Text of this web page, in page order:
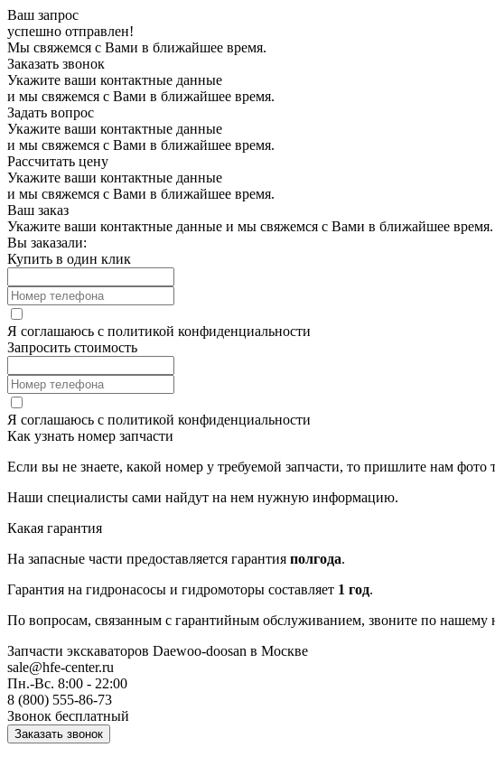
Ваш запрос
успешно отправлен!
Мы свяжемся с Вами в ближайшее время.
Заказать звонок
Укажите ваши контактные данные
и мы свяжемся с Вами в ближайшее время.
Задать вопрос
Укажите ваши контактные данные
и мы свяжемся с Вами в ближайшее время.
Рассчитать цену
Укажите ваши контактные данные
и мы свяжемся с Вами в ближайшее время.
Ваш заказ
Укажите ваши контактные данные и мы свяжемся с Вами в ближайшее время.
Вы заказали:
Купить в один клик
Я соглашаюсь с политикой конфиденциальности
Запросить стоимость
Я соглашаюсь с политикой конфиденциальности
Как узнать номер запчасти
Если вы не знаете, какой номер у требуемой запчасти, то пришлите нам фото
Наши специалисты сами найдут на нем нужную информацию.
Какая гарантия
На запасные части предоставляется гарантия полгода.
Гарантия на гидронасосы и гидромоторы составляет 1 год.
По вопросам, связанным с гарантийным обслуживанием, звоните по нашему
Запчасти экскаваторов Daewoo-doosan в Москве
sale@hfe-center.ru
Пн.-Вс. 8:00 - 22:00
8 (800) 555-86-73
Звонок бесплатный